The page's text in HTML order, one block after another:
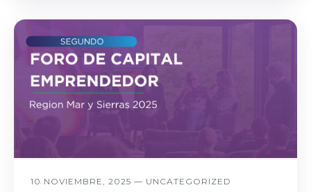
10 NOVIEMBRE, 2025 — UNCATEGORIZED